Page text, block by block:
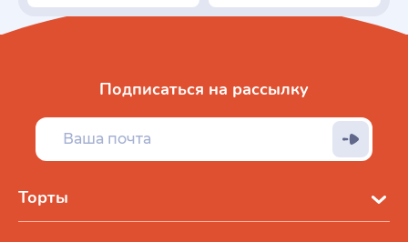
Торты
Подписаться на рассылку